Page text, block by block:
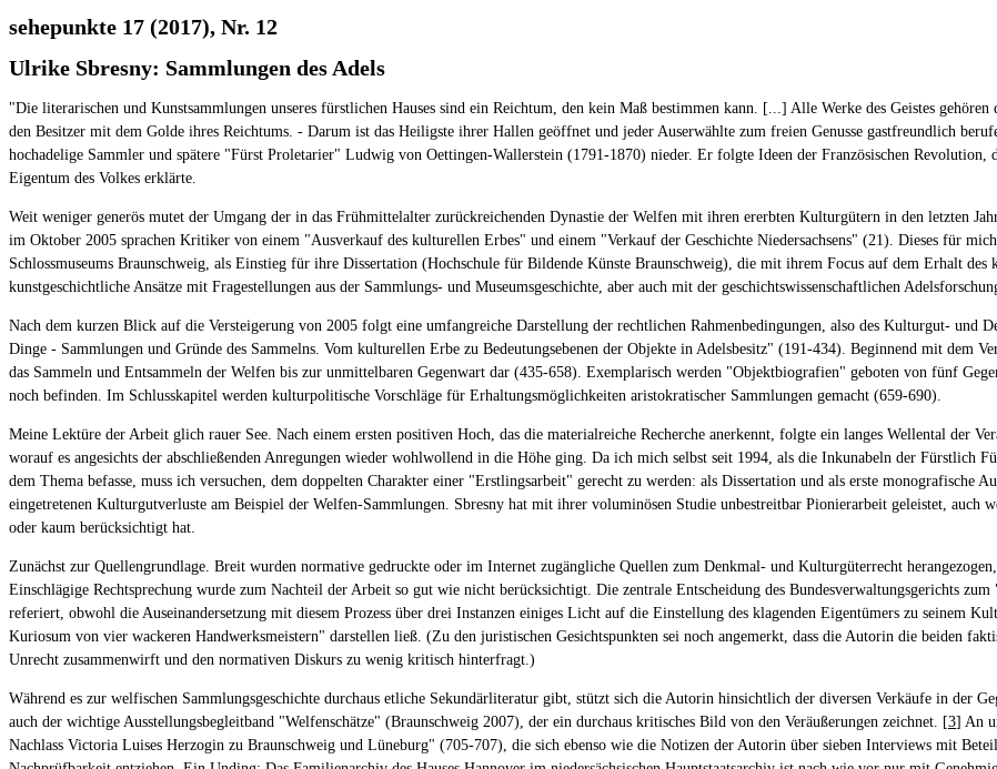
sehepunkte 17 (2017), Nr. 12
Ulrike Sbresny: Sammlungen des Adels
"Die literarischen und Kunstsammlungen unseres fürstlichen Hauses sind ein Reichtum, den kein Maß bestimmen kann. [...] Alle Werke des Geistes
den Besitzer mit dem Golde ihres Reichtums. - Darum ist das Heiligste ihrer Hallen geöffnet und jeder Auserwählte zum freien Genusse gastfreundlich
hochadelige Sammler und spätere "Fürst Proletarier" Ludwig von Oettingen-Wallerstein (1791-1870) nieder. Er folgte Ideen der Französischen
Eigentum des Volkes erklärte.
Weit weniger generös mutet der Umgang der in das Frühmittelalter zurückreichenden Dynastie der Welfen mit ihren ererbten Kulturgütern in den letzten
im Oktober 2005 sprachen Kritiker von einem "Ausverkauf des kulturellen Erbes" und einem "Verkauf der Geschichte Niedersachsens" (21). Dieses für
Schlossmuseums Braunschweig, als Einstieg für ihre Dissertation (Hochschule für Bildende Künste Braunschweig), die mit ihrem Focus auf dem Erhalt
kunstgeschichtliche Ansätze mit Fragestellungen aus der Sammlungs- und Museumsgeschichte, aber auch mit der geschichtswissenschaftlichen
Nach dem kurzen Blick auf die Versteigerung von 2005 folgt eine umfangreiche Darstellung der rechtlichen Rahmenbedingungen, also des Kulturgut- und
Dinge - Sammlungen und Gründe des Sammelns. Vom kulturellen Erbe zu Bedeutungsebenen der Objekte in Adelsbesitz" (191-434). Beginnend mit dem
das Sammeln und Entsammeln der Welfen bis zur unmittelbaren Gegenwart dar (435-658). Exemplarisch werden "Objektbiografien" geboten von fünf
noch befinden. Im Schlusskapitel werden kulturpolitische Vorschläge für Erhaltungsmöglichkeiten aristokratischer Sammlungen gemacht (659-690).
Meine Lektüre der Arbeit glich rauer See. Nach einem ersten positiven Hoch, das die materialreiche Recherche anerkennt, folgte ein langes Wellental der
worauf es angesichts der abschließenden Anregungen wieder wohlwollend in die Höhe ging. Da ich mich selbst seit 1994, als die Inkunabeln der Fürstlich
dem Thema befasse, muss ich versuchen, dem doppelten Charakter einer "Erstlingsarbeit" gerecht zu werden: als Dissertation und als erste
eingetretenen Kulturgutverluste am Beispiel der Welfen-Sammlungen. Sbresny hat mit ihrer voluminösen Studie unbestreitbar Pionierarbeit geleistet, auch
oder kaum berücksichtigt hat.
Zunächst zur Quellengrundlage. Breit wurden normative gedruckte oder im Internet zugängliche Quellen zum Denkmal- und Kulturgüterrecht
Einschlägige Rechtsprechung wurde zum Nachteil der Arbeit so gut wie nicht berücksichtigt. Die zentrale Entscheidung des Bundesverwaltungsgerichts
referiert, obwohl die Auseinandersetzung mit diesem Prozess über drei Instanzen einiges Licht auf die Einstellung des klagenden Eigentümers zu seinem
Kuriosum von vier wackeren Handwerksmeistern" darstellen ließ. (Zu den juristischen Gesichtspunkten sei noch angemerkt, dass die Autorin die beiden
Unrecht zusammenwirft und den normativen Diskurs zu wenig kritisch hinterfragt.)
Während es zur welfischen Sammlungsgeschichte durchaus etliche Sekundärliteratur gibt, stützt sich die Autorin hinsichtlich der diversen Verkäufe in der
auch der wichtige Ausstellungsbegleitband "Welfenschätze" (Braunschweig 2007), der ein durchaus kritisches Bild von den Veräußerungen zeichnet. [3] An
Nachlass Victoria Luises Herzogin zu Braunschweig und Lüneburg" (705-707), die sich ebenso wie die Notizen der Autorin über sieben Interviews mit